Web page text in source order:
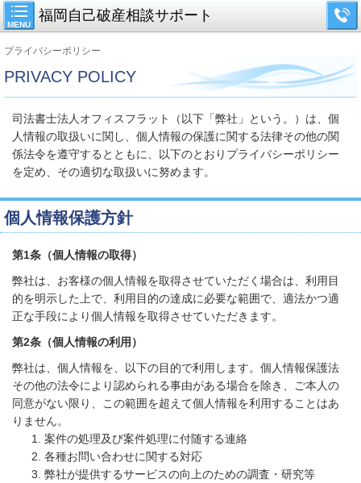
MENU
福岡自己破産相談サポート
プライバシーポリシー
PRIVACY POLICY
司法書士法人オフィスフラット（以下「弊社」という。）は、個
人情報の取扱いに関し、個人情報の保護に関する法律その他の関
係法令を遵守するとともに、以下のとおりプライバシーポリシー
を定め、その適切な取扱いに努めます。
個人情報保護方針
第1条（個人情報の取得）
弊社は、お客様の個人情報を取得させていただく場合は、利用目
的を明示した上で、利用目的の達成に必要な範囲で、適法かつ適
正な手段により個人情報を取得させていただきます。
第2条（個人情報の利用）
弊社は、個人情報を、以下の目的で利用します。個人情報保護法
その他の法令により認められる事由がある場合を除き、ご本人の
同意がない限り、この範囲を超えて個人情報を利用することはあ
りません。
案件の処理及び案件処理に付随する連絡
各種お問い合わせに関する対応
弊社が提供するサービスの向上のための調査・研究等